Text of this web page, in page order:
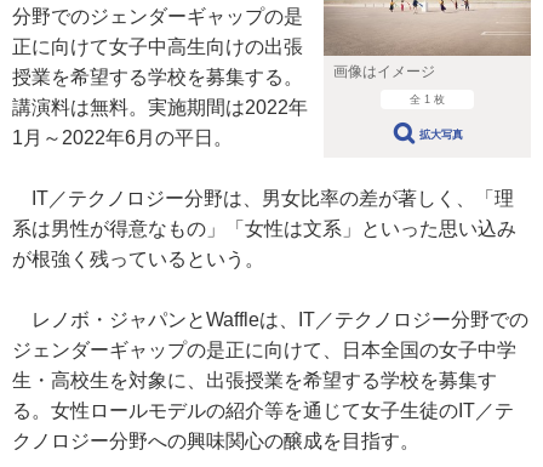
画像はイメージ
全 1 枚
拡大写真
分野でのジェンダーギャップの是
正に向けて女子中高生向けの出張
授業を希望する学校を募集する。
講演料は無料。実施期間は2022年
1月～2022年6月の平日。
IT／テクノロジー分野は、男女比率の差が著しく、「理
系は男性が得意なもの」「女性は文系」といった思い込み
が根強く残っているという。
レノボ・ジャパンとWaffleは、IT／テクノロジー分野での
ジェンダーギャップの是正に向けて、日本全国の女子中学
生・高校生を対象に、出張授業を希望する学校を募集す
る。女性ロールモデルの紹介等を通じて女子生徒のIT／テ
クノロジー分野への興味関心の醸成を目指す。